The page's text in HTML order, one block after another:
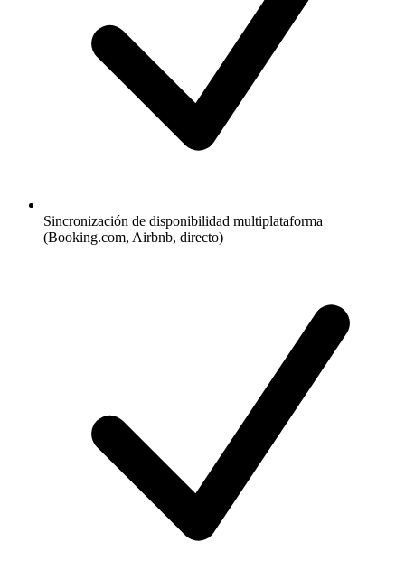
Sincronización de disponibilidad multiplataforma
(Booking.com, Airbnb, directo)